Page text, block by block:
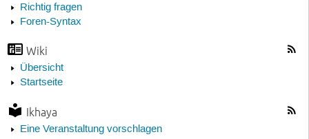
Richtig fragen
Foren-Syntax
Wiki
Übersicht
Startseite
Ikhaya
Eine Veranstaltung vorschlagen